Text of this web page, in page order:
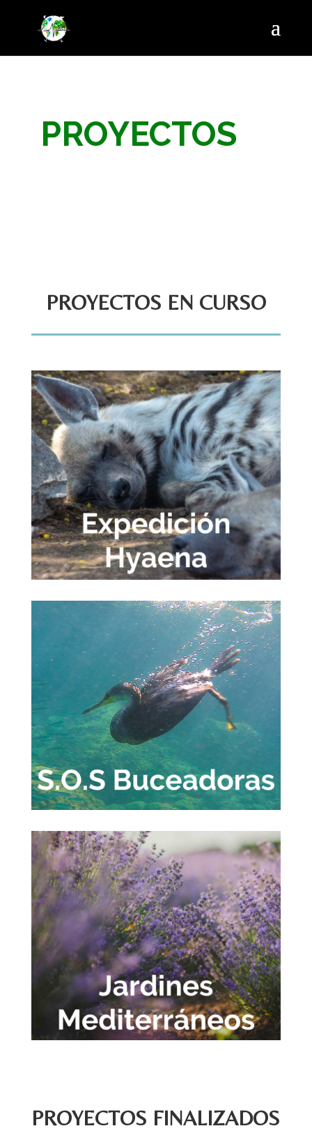
PROYECTOS
PROYECTOS EN CURSO
PROYECTOS FINALIZADOS